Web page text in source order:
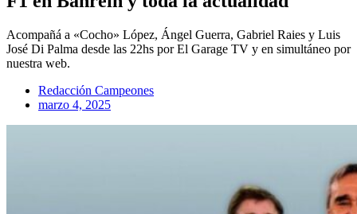
Acompañá a «Cocho» López, Ángel Guerra, Gabriel Raies y Luis
José Di Palma desde las 22hs por El Garage TV y en simultáneo por
nuestra web.
Redacción Campeones
marzo 4, 2025